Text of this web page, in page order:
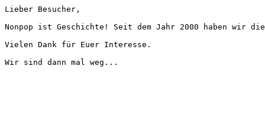
Lieber Besucher,
Nonpop ist Geschichte! Seit dem Jahr 2000 haben wir
Vielen Dank für Euer Interesse.
Wir sind dann mal weg...